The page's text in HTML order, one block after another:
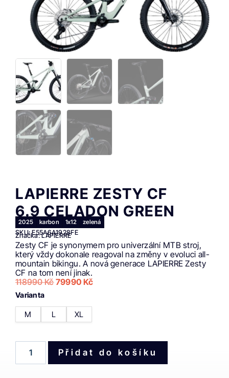
LAPIERRE ZESTY CF
6.9 CELADON GREEN
2025 karbon 1x12 zelená
SKU: E55A6A1928FE
Značka: LAPIERRE
Zesty CF je synonymem pro univerzální MTB stroj,
který vždy dokonale reagoval na změny v evoluci all-
mountain bikingu. A nová generace LAPIERRE Zesty
CF na tom není jinak.
118990Kč79990 Kč
Varianta
M L XL
Přidat do košíku